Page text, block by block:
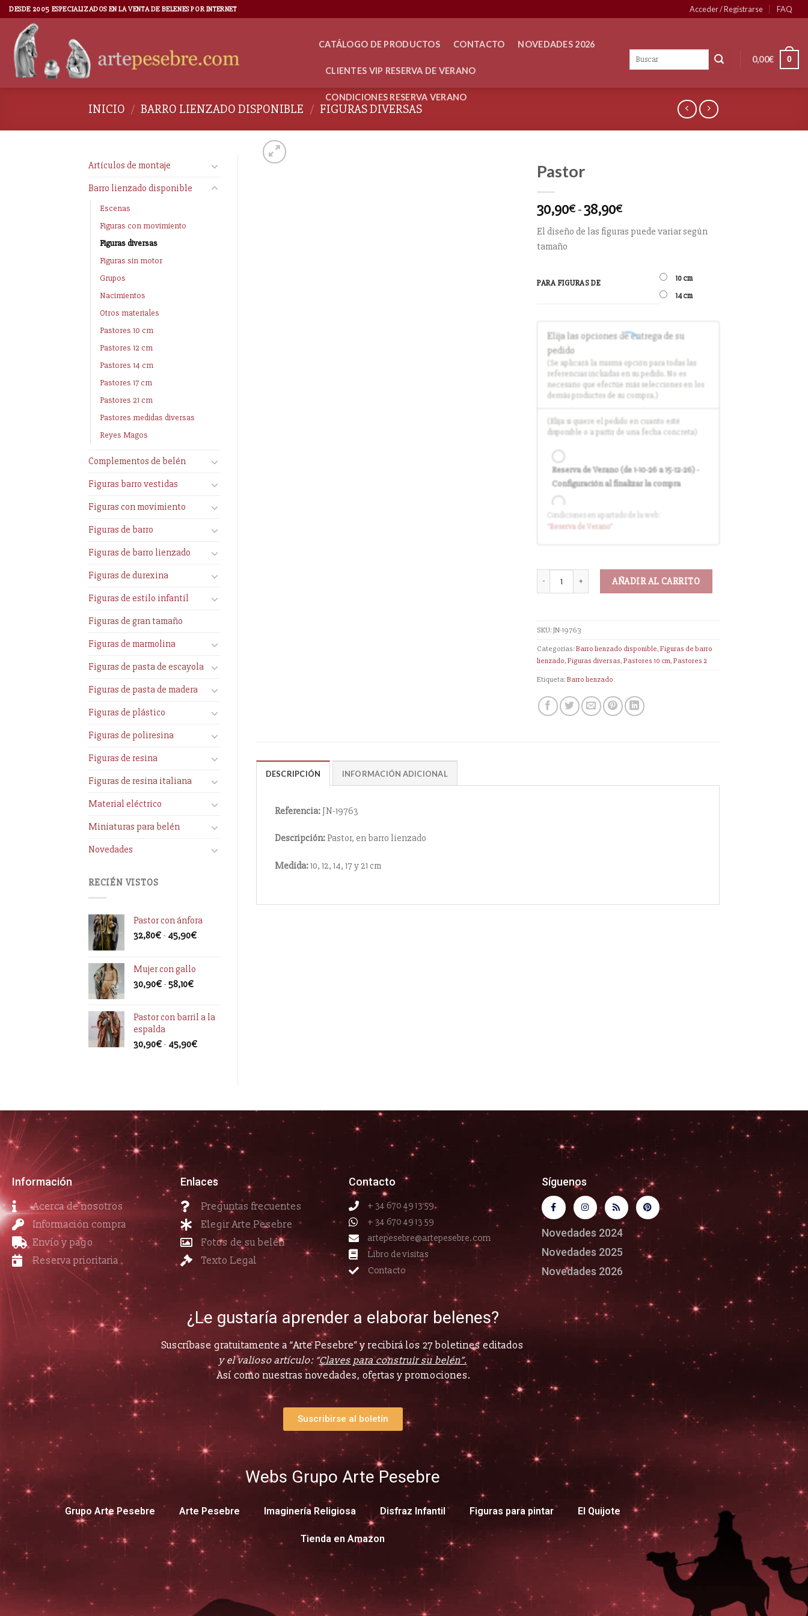
DESDE 2005 ESPECIALIZADOS EN LA VENTA DE BELENES POR INTERNET Acceder / Registrarse FAQ
CATÁLOGO DE PRODUCTOS CONTACTO NOVEDADES 2026
CLIENTES VIP RESERVA DE VERANO
CONDICIONES RESERVA VERANO
0,00€ 0
INICIO / BARRO LIENZADO DISPONIBLE / FIGURAS DIVERSAS
Artículos de montaje
Barro lienzado disponible
Escenas
Figuras con movimiento
Figuras diversas
Figuras sin motor
Grupos
Nacimientos
Otros materiales
Pastores 10 cm
Pastores 12 cm
Pastores 14 cm
Pastores 17 cm
Pastores 21 cm
Pastores medidas diversas
Reyes Magos
Complementos de belén
Figuras barro vestidas
Figuras con movimiento
Figuras de barro
Figuras de barro lienzado
Figuras de durexina
Figuras de estilo infantil
Figuras de gran tamaño
Figuras de marmolina
Figuras de pasta de escayola
Figuras de pasta de madera
Figuras de plástico
Figuras de poliresina
Figuras de resina
Figuras de resina italiana
Material eléctrico
Miniaturas para belén
Novedades
RECIÉN VISTOS
Pastor con ánfora
32,80€ - 45,90€
Mujer con gallo
30,90€ - 58,10€
Pastor con barril a la
espalda
30,90€ - 45,90€
Pastor
30,90€ -38,90€
El diseño de las figuras puede variar según
tamaño
PARA FIGURAS DE
10 cm
14 cm
Elija las opciones de entrega de su
pedido
(Se aplicará la misma opción para todas las
referencias incluidas en su pedido. No es
necesario que efectúe más selecciones en los
demás productos de su compra.)
(Elija si quiere el pedido en cuanto esté
disponible o a partir de una fecha concreta)
Reserva de Verano (de 1-10-26 a 15-12-26) -
Configuración al finalizar la compra
Entrega en cuanto el pedido esté
disponible (sin descuento)
Condiciones en apartado de la web:
"Reservade Verano"
AÑADIR AL CARRITO
SKU:JN-19763
Categorías:Barro lienzado disponible,Figuras de barro
lienzado,Figuras diversas,Pastores 10 cm,Pastores 2
Etiqueta:Barro lienzado
DESCRIPCIÓN INFORMACIÓN ADICIONAL
Referencia:JN-19763
Descripción:Pastor, en barro lienzado
Medida:10, 12, 14, 17 y 21 cm
Información
Acerca de nosotros
Información compra
Envío y pago
Reserva prioritaria
Enlaces
Preguntas frecuentes
Elegir Arte Pesebre
Fotos de su belén
Texto Legal
Contacto
+ 34 670 49 13 59
+ 34 670 49 13 59
artepesebre@artepesebre.com
Libro de visitas
Contacto
Síguenos
Novedades 2024
Novedades 2025
Novedades 2026
¿Le gustaría aprender a elaborar belenes?
Suscríbase gratuitamente a “Arte Pesebre” y recibirá los 27 boletines editados
y el valioso artículo: “Claves para construir su belén”.
Así como nuestras novedades, ofertas y promociones.
Suscribirse al boletín
Webs Grupo Arte Pesebre
Grupo Arte Pesebre Arte Pesebre Imaginería Religiosa Disfraz Infantil Figuras para pintar El Quijote
Tienda en Amazon